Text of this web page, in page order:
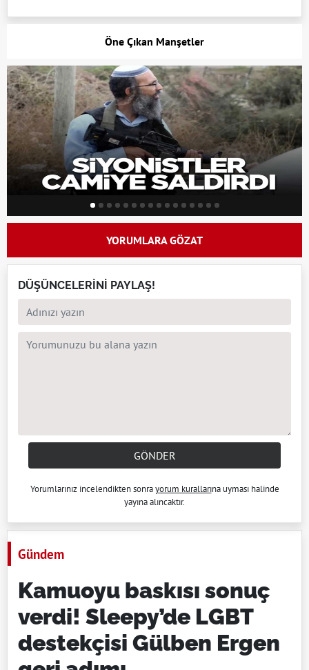
Öne Çıkan Manşetler
YORUMLARA GÖZAT
DÜŞÜNCELERİNİ PAYLAŞ!
GÖNDER
Yorumlarınız incelendikten sonrayorum kurallarına uyması halinde
yayına alıncaktır.
Gündem
Kamuoyu baskısı sonuç
verdi! Sleepy’de LGBT
destekçisi Gülben Ergen